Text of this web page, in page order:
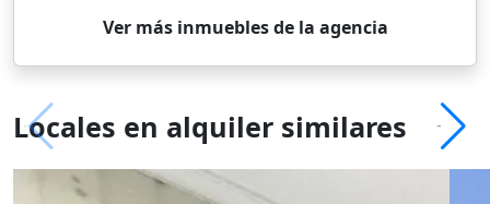
Ver más inmuebles de la agencia
Locales en alquiler similares